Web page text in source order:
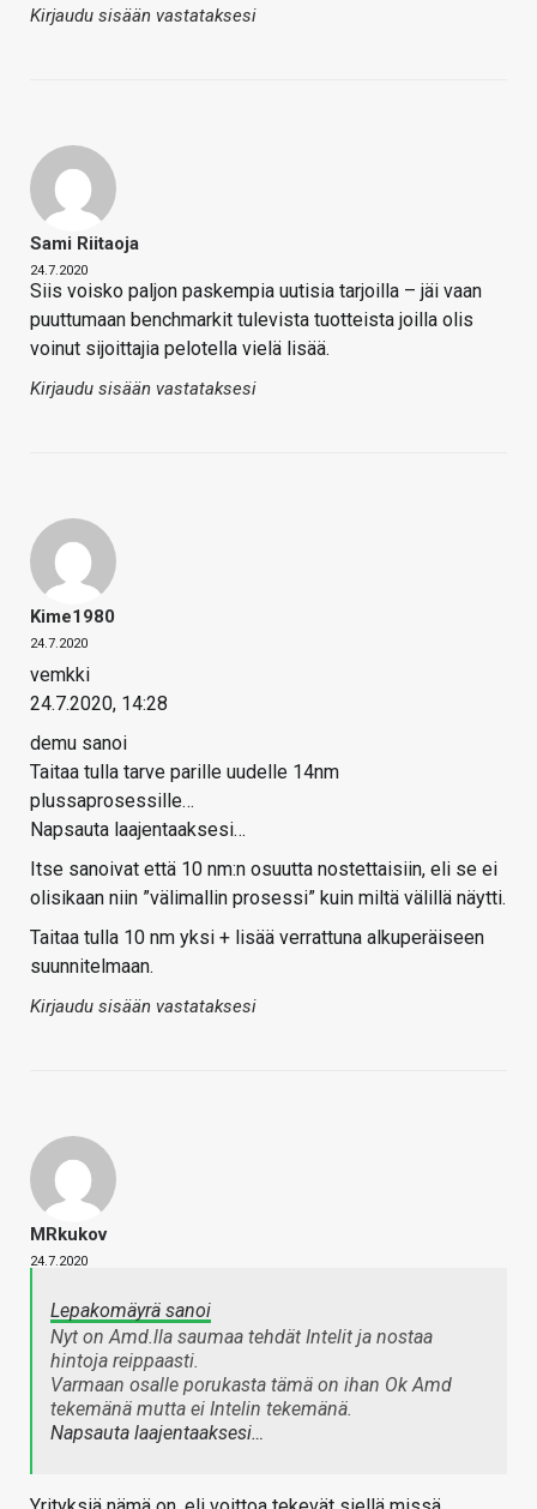
Kirjaudu sisään vastataksesi
Sami Riitaoja
24.7.2020
Siis voisko paljon paskempia uutisia tarjoilla – jäi vaan
puuttumaan benchmarkit tulevista tuotteista joilla olis
voinut sijoittajia pelotella vielä lisää.
Kirjaudu sisään vastataksesi
Kime1980
24.7.2020
vemkki
24.7.2020, 14:28
demu sanoi
Taitaa tulla tarve parille uudelle 14nm
plussaprosessille…
Napsauta laajentaaksesi…
Itse sanoivat että 10 nm:n osuutta nostettaisiin, eli se ei
olisikaan niin ”välimallin prosessi” kuin miltä välillä näytti.
Taitaa tulla 10 nm yksi + lisää verrattuna alkuperäiseen
suunnitelmaan.
Kirjaudu sisään vastataksesi
MRkukov
24.7.2020
Lepakomäyrä sanoi
Nyt on Amd.lla saumaa tehdät Intelit ja nostaa
hintoja reippaasti.
Varmaan osalle porukasta tämä on ihan Ok Amd
tekemänä mutta ei Intelin tekemänä.
Napsauta laajentaaksesi…